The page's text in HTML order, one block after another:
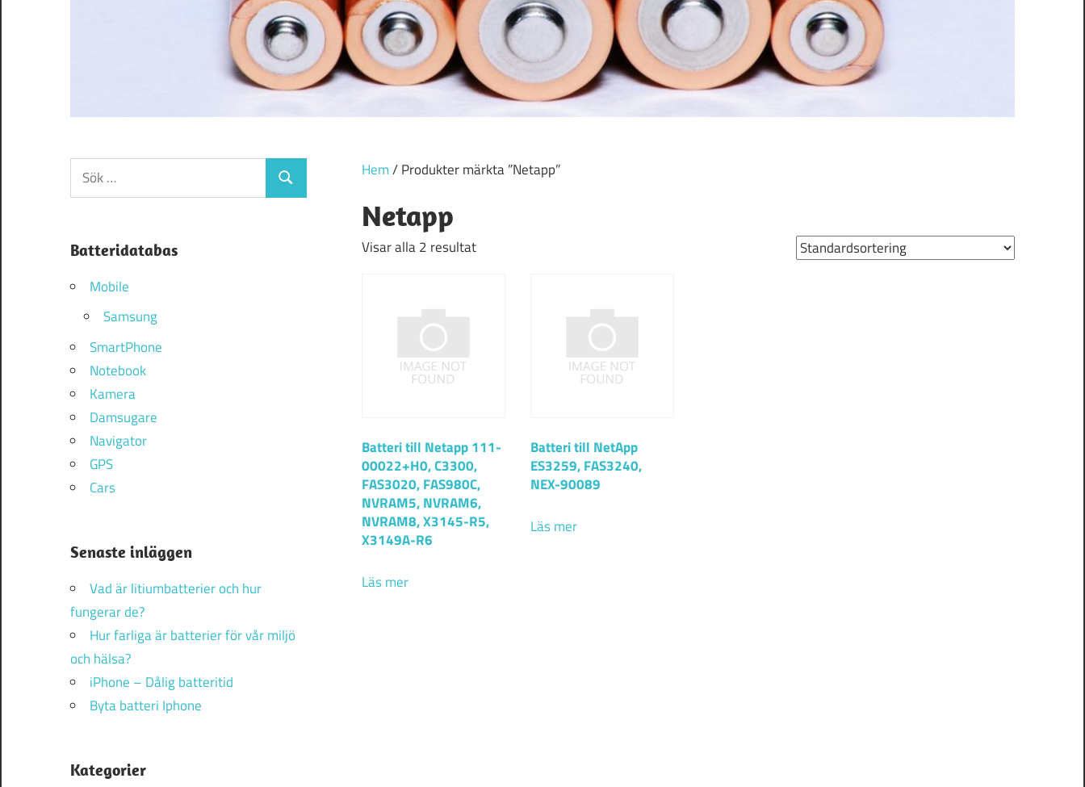
Hem/ Produkter märkta ”Netapp”
Netapp
Visar alla 2 resultat
Batteri till Netapp 111-
00022+H0, C3300,
FAS3020, FAS980C,
NVRAM5, NVRAM6,
NVRAM8, X3145-R5,
X3149A-R6
Läs mer
Batteri till NetApp
ES3259, FAS3240,
NEX-90089
Läs mer
Sök
efter:
Sök
Batteridatabas
Mobile
Samsung
SmartPhone
Notebook
Kamera
Damsugare
Navigator
GPS
Cars
Senaste inläggen
Vad är litiumbatterier och hur
fungerar de?
Hur farliga är batterier för vår miljö
och hälsa?
iPhone – Dålig batteritid
Byta batteri Iphone
Kategorier